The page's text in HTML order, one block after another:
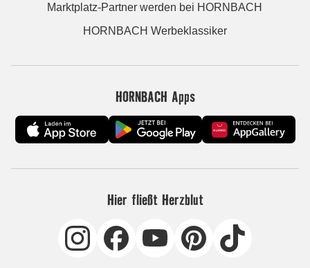
Marktplatz-Partner werden bei HORNBACH
HORNBACH Werbeklassiker
HORNBACH Apps
Hier fließt Herzblut